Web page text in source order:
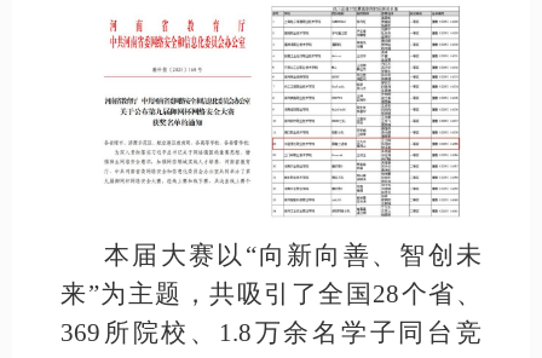
本届大赛以“向新向善、智创未
来”为主题，共吸引了全国28个省、
369所院校、1.8万余名学子同台竞